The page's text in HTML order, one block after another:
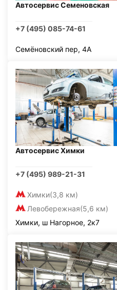
Автосервис Семеновская
+7 (495) 085-74-61
Семёновский пер, 4А
Автосервис Химки
+7 (495) 989-21-31
Химки(3,8 км)
Левобережная(5,6 км)
Химки, ш Нагорное, 2к7